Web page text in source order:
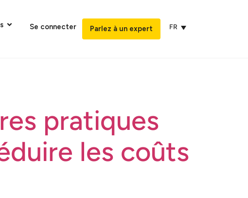
Se connecter Parlez à un expert FR
pratiques
les coûts